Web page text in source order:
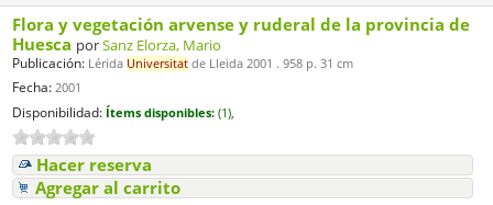
Flora y vegetación arvense y ruderal de la provincia de
Huesca porSanz Elorza, Mario
Publicación: Lérida Universitat de Lleida 2001 . 958 p. 31 cm
Fecha: 2001
Disponibilidad: Ítems disponibles: (1),
Hacer reserva
Agregar al carrito